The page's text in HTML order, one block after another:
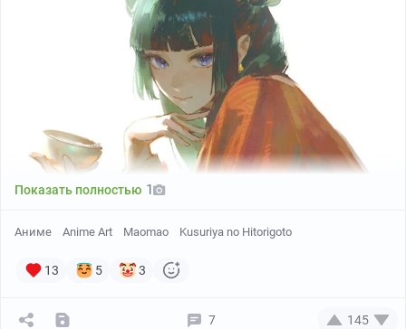
Показать полностью 1
Аниме Anime Art Maomao Kusuriya no Hitorigoto
13 5 3
7 145